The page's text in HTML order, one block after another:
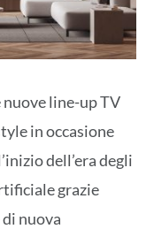
nuove line-up TV
in occasione
dell’era degli
grazie
nuova